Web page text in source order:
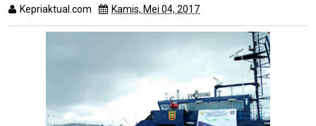
Kepriaktual.com Kamis, Mei 04, 2017